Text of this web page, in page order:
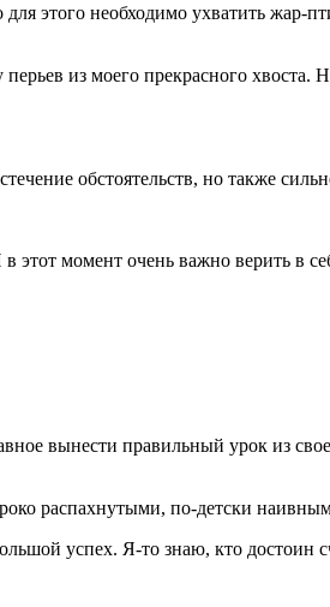
этого необходимо ухватить жар-
из моего прекрасного хвоста.
обстоятельств, но также
этот момент очень важно верить в
вынести правильный урок из
распахнутыми, по-детски
успех. Я-то знаю, кто достоин